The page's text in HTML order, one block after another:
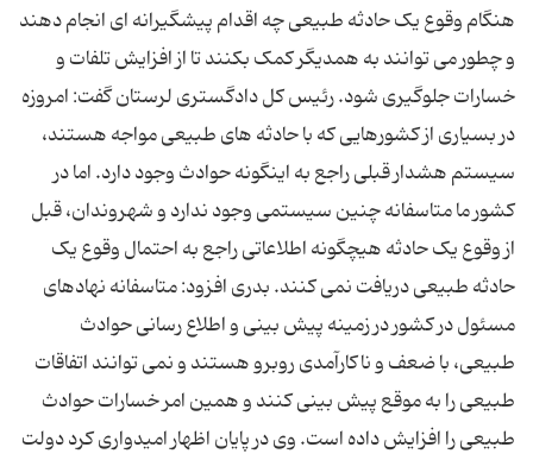
هنگام وقوع یک حادثه طبیعی چه اقدام پیشگیرانه ای انجام دهند
و چطور می توانند به همدیگر کمک بکنند تا از افزایش تلفات و
خسارات جلوگیری شود. رئیس کل دادگستری لرستان گفت: امروزه
در بسیاری از کشورهایی که با حادثه های طبیعی مواجه هستند،
سیستم هشدار قبلی راجع به اینگونه حوادث وجود دارد. اما در
کشور ما متاسفانه چنین سیستمی وجود ندارد و شهروندان، قبل
از وقوع یک حادثه هیچگونه اطلاعاتی راجع به احتمال وقوع یک
حادثه طبیعی دریافت نمی کنند. بدری افزود: متاسفانه نهادهای
مسئول در کشور در زمینه پیش بینی و اطلاع رسانی حوادث
طبیعی، با ضعف و ناکارآمدی روبرو هستند و نمی توانند اتفاقات
طبیعی را به موقع پیش بینی کنند و همین امر خسارات حوادث
طبیعی را افزایش داده است. وی در پایان اظهار امیدواری کرد دولت